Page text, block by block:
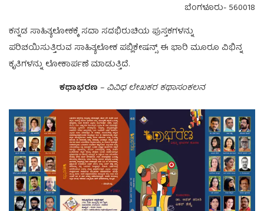
ಬೆಂಗಳೂರು- 560018
ಕನ್ನಡ ಸಾಹಿತ್ಯಲೋಕಕ್ಕೆ ಸದಾ ಸದಭಿರುಚಿಯ ಪುಸ್ತಕಗಳನ್ನು
ಪರಿಚಯಿಸುತ್ತಿರುವ ಸಾಹಿತ್ಯಲೋಕ ಪಬ್ಲಿಕೇಷನ್ಸ್ ಈ ಭಾರಿ ಮೂರೂ ವಿಭಿನ್ನ
ಕೃತಿಗಳನ್ನು ಲೋಕಾರ್ಪಣೆ ಮಾಡುತ್ತಿದೆ.
ಕಥಾಭರಣ – ವಿವಿಧ ಲೇಖಕರ ಕಥಾಸಂಕಲನ